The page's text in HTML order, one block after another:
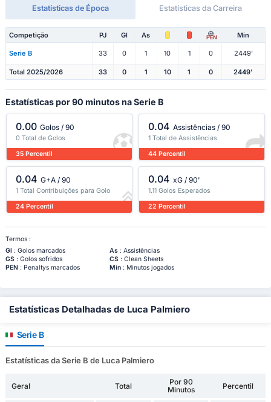
Estatísticas de Época Estatísticas da Carreira
Competição PJ Gl As PEN Min
Serie B 33 0 1 10 1 0 2449'
Total 2025/2026 33 0 1 10 1 0 2449'
Estatísticas por 90 minutos na Serie B
0.00 Golos / 90
0 Total de Golos
35 Percentil
0.04 Assistências / 90
1 Total de Assistências
44 Percentil
0.04 G+A / 90
1 Total Contribuições para Golo
24 Percentil
0.04 xG / 90'
1.11 Golos Esperados
22 Percentil
Termos :
Gl : Golos marcados As: Assistências
GS: Golos sofridos CS: Clean Sheets
PEN: Penaltys marcados Min: Minutos jogados
Estatísticas Detalhadas de Luca Palmiero
Serie B
Estatísticas da Serie B de Luca Palmiero
Geral Total
Por 90
Minutos
Percentil